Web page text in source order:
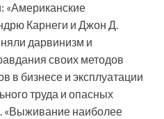
«Американские
Карнеги и Джон Д.
дарвинизм и
своих методов
в бизнесе и эксплуатации
труда и опасных
«Выживание наиболее